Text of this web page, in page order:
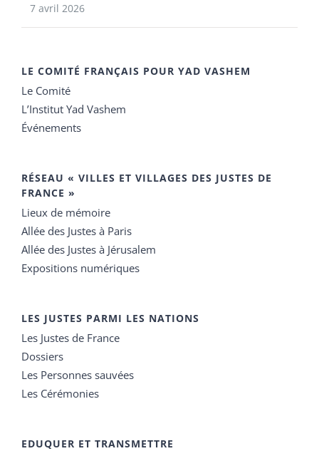
7 avril 2026
LE COMITÉ FRANÇAIS POUR YAD VASHEM
Le Comité
L’Institut Yad Vashem
Événements
RÉSEAU « VILLES ET VILLAGES DES JUSTES DE
FRANCE »
Lieux de mémoire
Allée des Justes à Paris
Allée des Justes à Jérusalem
Expositions numériques
LES JUSTES PARMI LES NATIONS
Les Justes de France
Dossiers
Les Personnes sauvées
Les Cérémonies
EDUQUER ET TRANSMETTRE